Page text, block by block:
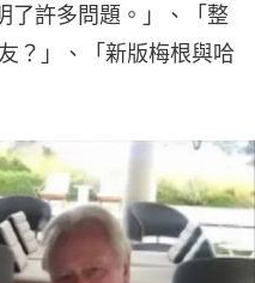
了許多問題。」、「整
？」、「新版梅根與哈